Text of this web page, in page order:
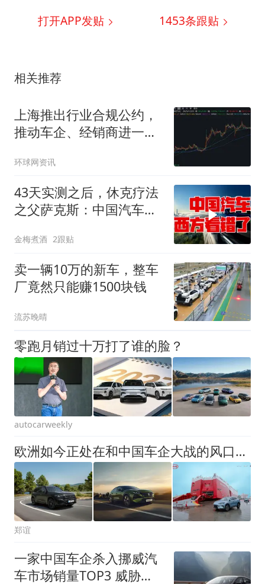
打开APP发贴 1453条跟贴
相关推荐
上海推出行业合规公约，
推动车企、经销商进一步
环球网资讯
43天实测之后，休克疗法
之父萨克斯：中国汽车，
金梅煮酒 2跟贴
卖一辆10万的新车，整车
厂竟然只能赚1500块钱
流苏晚晴
零跑月销过十万打了谁的脸？
autocarweekly
欧洲如今正处在和中国车企大战的风口浪尖！
郑谊
一家中国车企杀入挪威汽
车市场销量TOP3 威胁丰